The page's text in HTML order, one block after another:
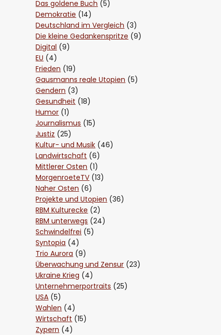
Das goldene Buch (5)
Demokratie (14)
Deutschland im Vergleich (3)
Die kleine Gedankenspritze (9)
Digital (9)
EU (4)
Frieden (19)
Gausmanns reale Utopien (5)
Gendern (3)
Gesundheit (18)
Humor (1)
Journalismus (15)
Justiz (25)
Kultur- und Musik (46)
Landwirtschaft (6)
Mittlerer Osten (1)
MorgenroeteTV (13)
Naher Osten (6)
Projekte und Utopien (36)
RBM Kulturecke (2)
RBM unterwegs (24)
Schwindelfrei (5)
Syntopia (4)
Trio Aurora (9)
Überwachung und Zensur (23)
Ukraine Krieg (4)
Unternehmerportraits (25)
USA (5)
Wahlen (4)
Wirtschaft (15)
Zypern (4)